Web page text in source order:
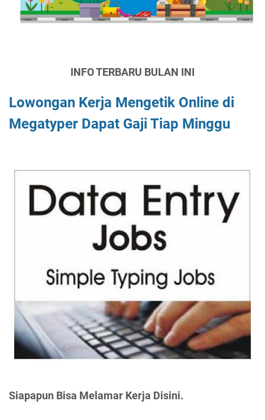
INFO TERBARU BULAN INI
Lowongan Kerja Mengetik Online di
Megatyper Dapat Gaji Tiap Minggu
Siapapun Bisa Melamar Kerja Disini.